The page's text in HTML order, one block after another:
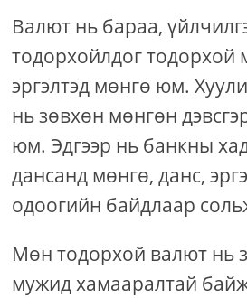
Валют нь бараа,
тодорхойлдог тодорхой
эргэлтэд мөнгө юм.
нь зөвхөн мөнгөн
юм. Эдгээр нь банкны
дансанд мөнгө, данс,
одоогийн байдлаар
Мөн тодорхой валют нь
мужид хамааралтай